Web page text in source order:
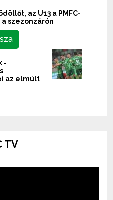
az U13 a PMFC-
szezonzárón
-
az elmúlt
TV